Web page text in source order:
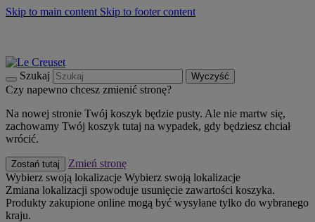
Skip to main content Skip to footer content
Szukaj Wyczyść
Czy napewno chcesz zmienić stronę?
Na nowej stronie Twój koszyk będzie pusty. Ale nie martw się,
zachowamy Twój koszyk tutaj na wypadek, gdy będziesz chciał
wrócić.
Zostań tutaj
Zmień stronę
Wybierz swoją lokalizacje Wybierz swoją lokalizacje
Zmiana lokalizacji spowoduje usunięcie zawartości koszyka.
Produkty zakupione online mogą być wysyłane tylko do wybranego
kraju.